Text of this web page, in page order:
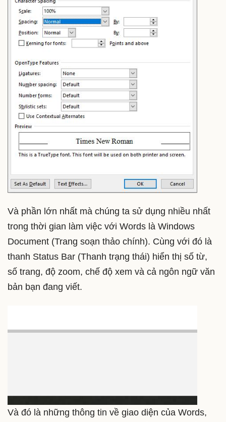
Và phần lớn nhất mà chúng ta sử dụng nhiều nhất
trong thời gian làm việc với Words là Windows
Document (Trang soạn thảo chính). Cùng với đó là
thanh Status Bar (Thanh trạng thái) hiển thị số từ,
số trang, độ zoom, chế độ xem và cả ngôn ngữ văn
bản bạn đang viết.
Và đó là những thông tin về giao diện của Words,